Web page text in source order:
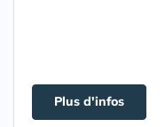
Plus d'infos